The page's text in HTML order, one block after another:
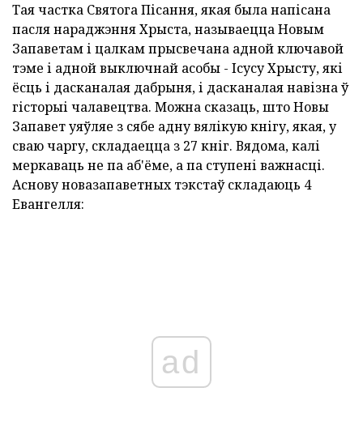
Тая частка Святога Пісання, якая была напісана
пасля нараджэння Хрыста, называецца Новым
Запаветам і цалкам прысвечана адной ключавой
тэме і адной выключнай асобы - Ісусу Хрысту, які
ёсць і дасканалая дабрыня, і дасканалая навізна ў
гісторыі чалавецтва. Можна сказаць, што Новы
Запавет уяўляе з сябе адну вялікую кнігу, якая, у
сваю чаргу, складаецца з 27 кніг. Вядома, калі
меркаваць не па аб'ёме, а па ступені важнасці.
Аснову новазапаветных тэкстаў складаюць 4
Евангелля:
ad